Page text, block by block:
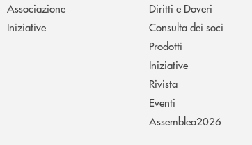
Associazione
Iniziative
Diritti e Doveri
Consulta dei soci
Prodotti
Iniziative
Rivista
Eventi
Assemblea2026